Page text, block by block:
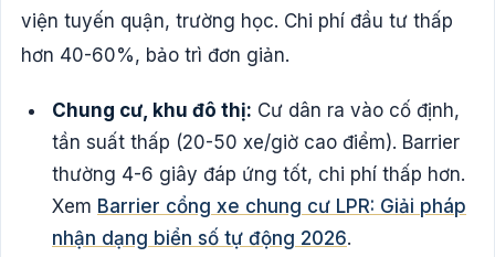
viện tuyến quận, trường học. Chi phí đầu tư thấp
hơn 40-60%, bảo trì đơn giản.
Chung cư, khu đô thị: Cư dân ra vào cố định,
tần suất thấp (20-50 xe/giờ cao điểm). Barrier
thường 4-6 giây đáp ứng tốt, chi phí thấp hơn.
Xem Barrier cổng xe chung cư LPR: Giải pháp
nhận dạng biển số tự động 2026.